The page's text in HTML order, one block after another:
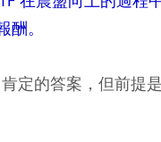
。
定的答案，但前提是